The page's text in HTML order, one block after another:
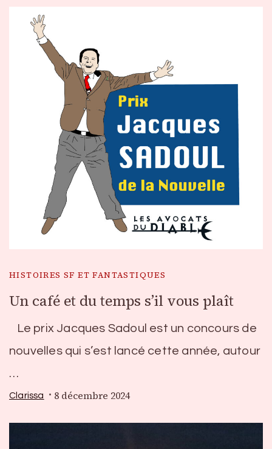
HISTOIRES SF ET FANTASTIQUES
Un café et du temps s’il vous plaît
Le prix Jacques Sadoul est un concours de
nouvelles qui s’est lancé cette année, autour
…
Clarissa 8 décembre 2024